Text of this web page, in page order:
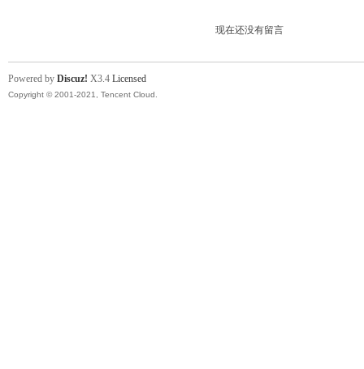
现在还没有留言
Powered by Discuz! X3.4 Licensed
Copyright © 2001-2021, Tencent Cloud.